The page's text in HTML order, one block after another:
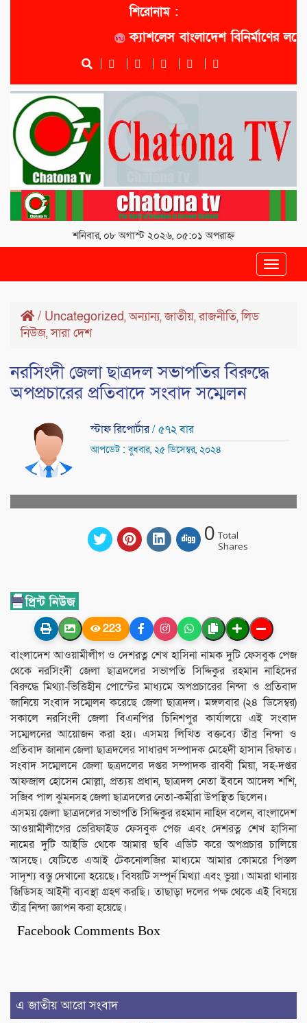
শিরোনাম :
ক্যাশলেস বাংলাদেশ বিনির্মাণের লক্ষ্যে
শনিবার, ০৮ অগাস্ট ২০২৬, ০৫:০১ অপরাহ্ন
Toggle
/ Uncategorized,অন্যান্য,জাতীয়,রাজনীতি,লিড
নিউজ,সারা দেশ
নরসিংদী জেলা ছাত্রদল সভাপতির বিরুদ্ধে
অপপ্রচারের প্রতিবাদে সংবাদ সম্মেলন
স্টাফ রিপোর্টার/ ৫৭২ বার
আপডেট : বুধবার, ২৫ ডিসেম্বর, ২০২৪
0 Total
Shares
223
বাংলাদেশ আওয়ামীলীগ ও দেশরত্ন শেখ হাসিনা নামক দুটি ফেসবুক পেজ
থেকে নরসিংদী জেলা ছাত্রদলের সভাপতি সিদ্দিকুর রহমান নাহিদের
বিরুদ্ধে মিথ্যা-ভিত্তিহীন পোস্টের মাধ্যমে অপপ্রচারের নিন্দা ও প্রতিবাদ
জানিয়ে সংবাদ সম্মেলন করেছে জেলা ছাত্রদল। মঙ্গলবার (২৪ ডিসেম্বর)
সকালে নরসিংদী জেলা বিএনপির চিনিশপুর কার্যালয়ে এই সংবাদ
সম্মেলনের আয়োজন করা হয়। এসময় লিখিত বক্তব্যে তীব্র নিন্দা ও
প্রতিবাদ জানান জেলা ছাত্রদলের সাধারণ সম্পাদক মেহেদী হাসান রিফাত।
সংবাদ সম্মেলনে জেলা ছত্রদলের দপ্তর সম্পাদক রাব্বী মিয়া, সহ-দপ্তর
আফজাল হোসেন মোল্লা, প্রত্যয় প্রধান, ছাত্রদল নেতা ইবনে আদেল শশি,
সজিব পাল ঝুমনসহ জেলা ছাত্রদলের নেতা-কর্মীরা উপস্থিত ছিলেন।
এসময় জেলা ছাত্রদলের সভাপতি সিদ্দিকুর রহমান নাহিদ বলেন, বাংলাদেশ
আওয়ামীলীগের ভেরিফাইড ফেসবুক পেজ এবং দেশরত্ন শেখ হাসিনা
নামের দুটি আইডি থেকে আমার ছবি এডিট করে অপপ্রচার চালিয়ে
আসছে। যেটিতে এআই টেকনোলজির মাধ্যমে আমার কোমরে পিস্তল
সাদৃশ্য বস্তু দেখানো হয়েছে। বিষয়টি সম্পূর্ন মিথ্যা এবং ভুয়া। আমরা থানায়
জিডিসহ আইনী ব্যবস্থা গ্রহণ করছি। তাছাড়া দলের পক্ষ থেকে এই বিষয়ে
তীব্র নিন্দা জ্ঞাপন করা হয়েছে।
Facebook Comments Box
এ জাতীয় আরো সংবাদ